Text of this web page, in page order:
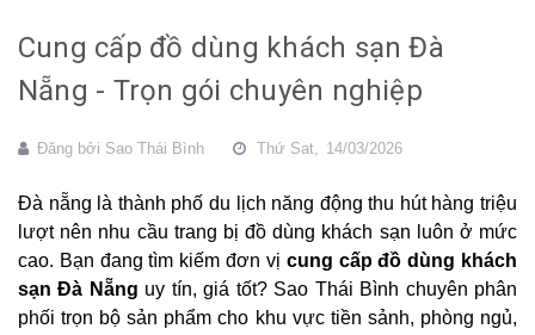
Cung cấp đồ dùng khách sạn Đà
Nẵng - Trọn gói chuyên nghiệp
Đăng bởi Sao Thái Bình Thứ Sat, 14/03/2026
Đà nẵng là thành phố du lịch năng động thu hút hàng triệu
lượt nên nhu cầu trang bị đồ dùng khách sạn luôn ở mức
cao. Bạn đang tìm kiếm đơn vị cung cấp đồ dùng khách
sạn Đà Nẵng uy tín, giá tốt? Sao Thái Bình chuyên phân
phối trọn bộ sản phẩm cho khu vực tiền sảnh, phòng ngủ,